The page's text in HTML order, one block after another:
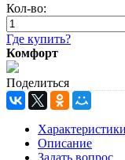
Кол-во:
Где купить?
Комфорт
Поделиться
Характеристики
Описание
Задать вопрос